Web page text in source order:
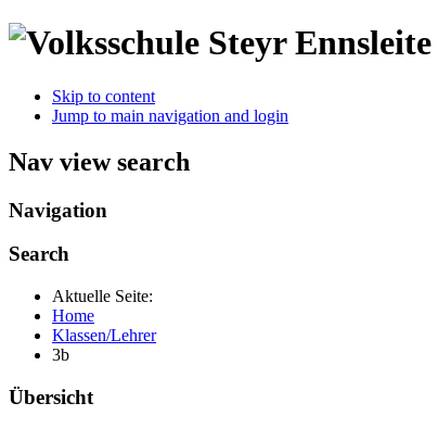
Skip to content
Jump to main navigation and login
Nav view search
Navigation
Search
Aktuelle Seite:
Home
Klassen/Lehrer
3b
Übersicht